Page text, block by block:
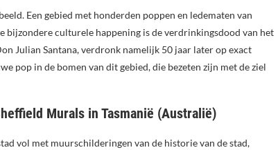
Een gebied met honderden poppen en ledematen van
bijzondere culturele happening is de verdrinkingsdood van het
Julian Santana, verdronk namelijk 50 jaar later op exact
pop in de bomen van dit gebied, die bezeten zijn met de ziel
Murals in Tasmanië (Australië)
vol met muurschilderingen van de historie van de stad,